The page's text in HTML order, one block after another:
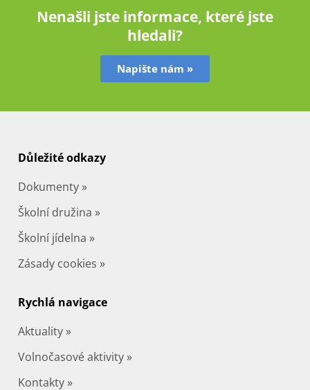
Nenašli jste informace, které jste
hledali?
Napište nám »
Důležité odkazy
Dokumenty »
Školní družina »
Školní jídelna »
Zásady cookies »
Rychlá navigace
Aktuality »
Volnočasové aktivity »
Kontakty »